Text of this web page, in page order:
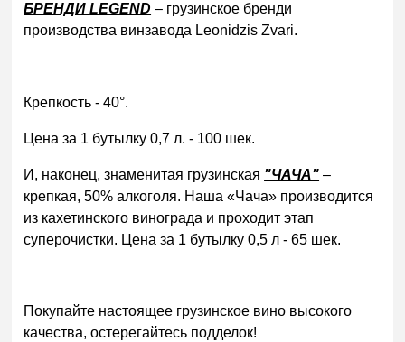
БРЕНДИLEGEND – грузинское бренди
производства винзавода Leonidzis Zvari.
Крепкость - 40°.
Цена за 1 бутылку 0,7 л. - 100 шек.
И, наконец, знаменитая грузинская "ЧАЧА" –
крепкая, 50% алкоголя. Наша «Чача» производится
из кахетинского винограда и проходит этап
суперочистки. Цена за 1 бутылку 0,5 л - 65 шек.
Покупайте настоящее грузинское вино высокого
качества, остерегайтесь подделок!